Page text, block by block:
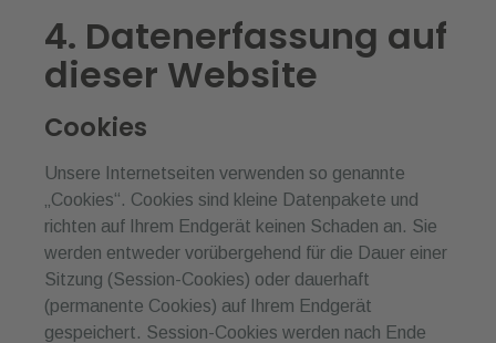
4. Datenerfassung auf
dieser Website
Cookies
Unsere Internetseiten verwenden so genannte
„Cookies“. Cookies sind kleine Datenpakete und
richten auf Ihrem Endgerät keinen Schaden an. Sie
werden entweder vorübergehend für die Dauer einer
Sitzung (Session-Cookies) oder dauerhaft
(permanente Cookies) auf Ihrem Endgerät
gespeichert. Session-Cookies werden nach Ende